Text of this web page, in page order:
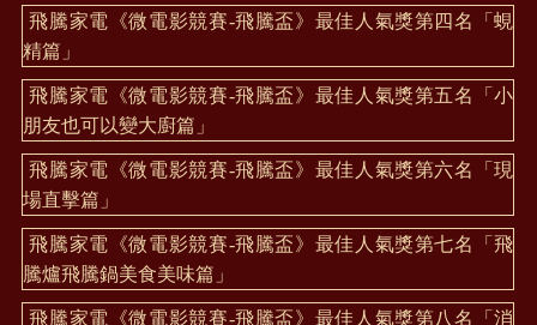
飛騰家電《微電影競賽-飛騰盃》最佳人氣獎第四名「蜆
精篇」
飛騰家電《微電影競賽-飛騰盃》最佳人氣獎第五名「小
朋友也可以變大廚篇」
飛騰家電《微電影競賽-飛騰盃》最佳人氣獎第六名「現
場直擊篇」
飛騰家電《微電影競賽-飛騰盃》最佳人氣獎第七名「飛
騰爐飛騰鍋美食美味篇」
飛騰家電《微電影競賽-飛騰盃》最佳人氣獎第八名「消